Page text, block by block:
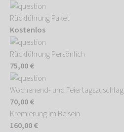
Rückführung Paket
Kostenlos
Rückführung Persönlich
75,00 €
Wochenend- und Feiertagszuschlag
70,00 €
Kremierung im Beisein
160,00 €